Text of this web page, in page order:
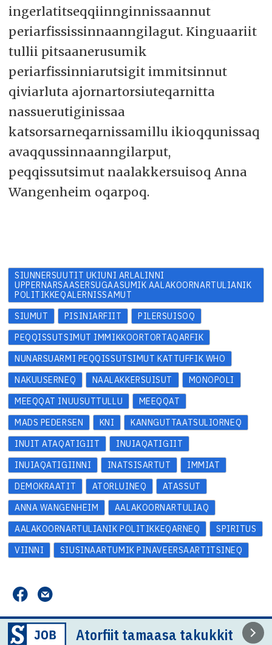
ingerlatitseqqiinnginnissaannut
periarfississinnaanngilagut. Kinguaariit
tullii pitsaanerusumik
periarfissinniarutsigit immitsinnut
qiviarluta ajornartorsiuteqarnitta
nassuerutiginissaa
katsorsarneqarnissamillu ikioqqunissaq
avaqqussinnaanngilarput,
peqqissutsimut naalakkersuisoq Anna
Wangenheim oqarpoq.
SIUNNERSUUTIT UKIUNI ARLALINNI
UPPERNARSAASERSUGAASUMIK AALAKOORNARTULIANIK
POLITIKKEQALERNISSAMUT
SIUMUT
PISINIARFIIT
PILERSUISOQ
PEQQISSUTSIMUT IMMIKKOORTORTAQARFIK
NUNARSUARMI PEQQISSUTSIMUT KATTUFFIK WHO
NAKUUSERNEQ
NAALAKKERSUISUT
MONOPOLI
MEEQQAT INUUSUTTULLU
MEEQQAT
MADS PEDERSEN
KNI
KANNGUTTAATSULIORNEQ
INUIT ATAQATIGIIT
INUIAQATIGIIT
INUIAQATIGIINNI
INATSISARTUT
IMMIAT
DEMOKRAATIT
ATORLUINEQ
ATASSUT
ANNA WANGENHEIM
AALAKOORNARTULIAQ
AALAKOORNARTULIANIK POLITIKKEQARNEQ
SPIRITUS
VIINNI
SIUSINAARTUMIK PINAVEERSAARTITSINEQ
Atorfiit tamaasa takukkit